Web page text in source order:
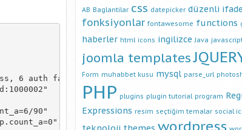
6 auth failures in 90 seconds - blocked for 5
90"
AB Baglantilar css datepicker düzenli
fonksiyonlar fontawesome functions
haberler html icons ingilizce Java
joomla templates
Form muhabbet kusu mysql parse_url
PHP plugins plugin tutorial program
Expressions resim seçtiğim temalar social
wordpress